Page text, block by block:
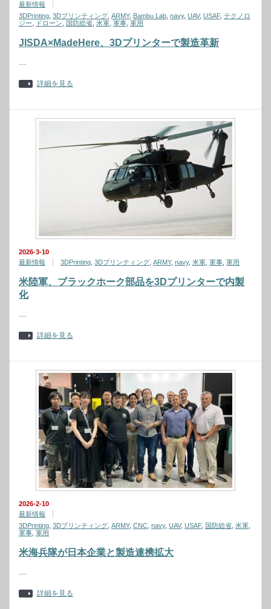
最新情報
3DPrinting 3Dプリンティング ARMY, Bambu Lab navy, UAV, USAF, テクノロ
ジー
ドローン 国防総省 米軍 軍事 軍用
JISDA×MadeHere、3Dプリンターで製造革新
…
詳細を見る
2026-3-10
最新情報
3DPrinting 3Dプリンティング ARMY, navy, 米軍 軍事 軍用
米陸軍、ブラックホーク部品を3Dプリンターで内製
化
…
詳細を見る
2026-2-10
最新情報
3DPrinting 3Dプリンティング ARMY, CNC navy, UAV, USAF, 国防総省 米軍
軍事 軍用
米海兵隊が日本企業と製造連携拡大
…
詳細を見る